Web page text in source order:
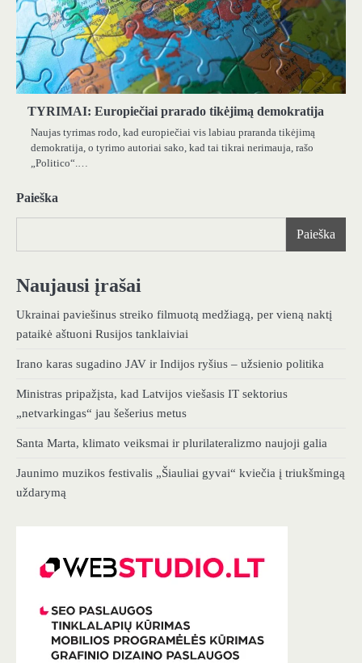
TYRIMAI: Europiečiai prarado tikėjimą demokratija
Naujas tyrimas rodo, kad europiečiai vis labiau praranda tikėjimą
demokratija, o tyrimo autoriai sako, kad tai tikrai nerimauja, rašo
„Politico“.…
Paieška
Paieška
Naujausi įrašai
Ukrainai paviešinus streiko filmuotą medžiagą, per vieną naktį
pataikė aštuoni Rusijos tanklaiviai
Irano karas sugadino JAV ir Indijos ryšius – užsienio politika
Ministras pripažįsta, kad Latvijos viešasis IT sektorius
„netvarkingas“ jau šešerius metus
Santa Marta, klimato veiksmai ir plurilateralizmo naujoji galia
Jaunimo muzikos festivalis „Šiauliai gyvai“ kviečia į triukšmingą
uždarymą